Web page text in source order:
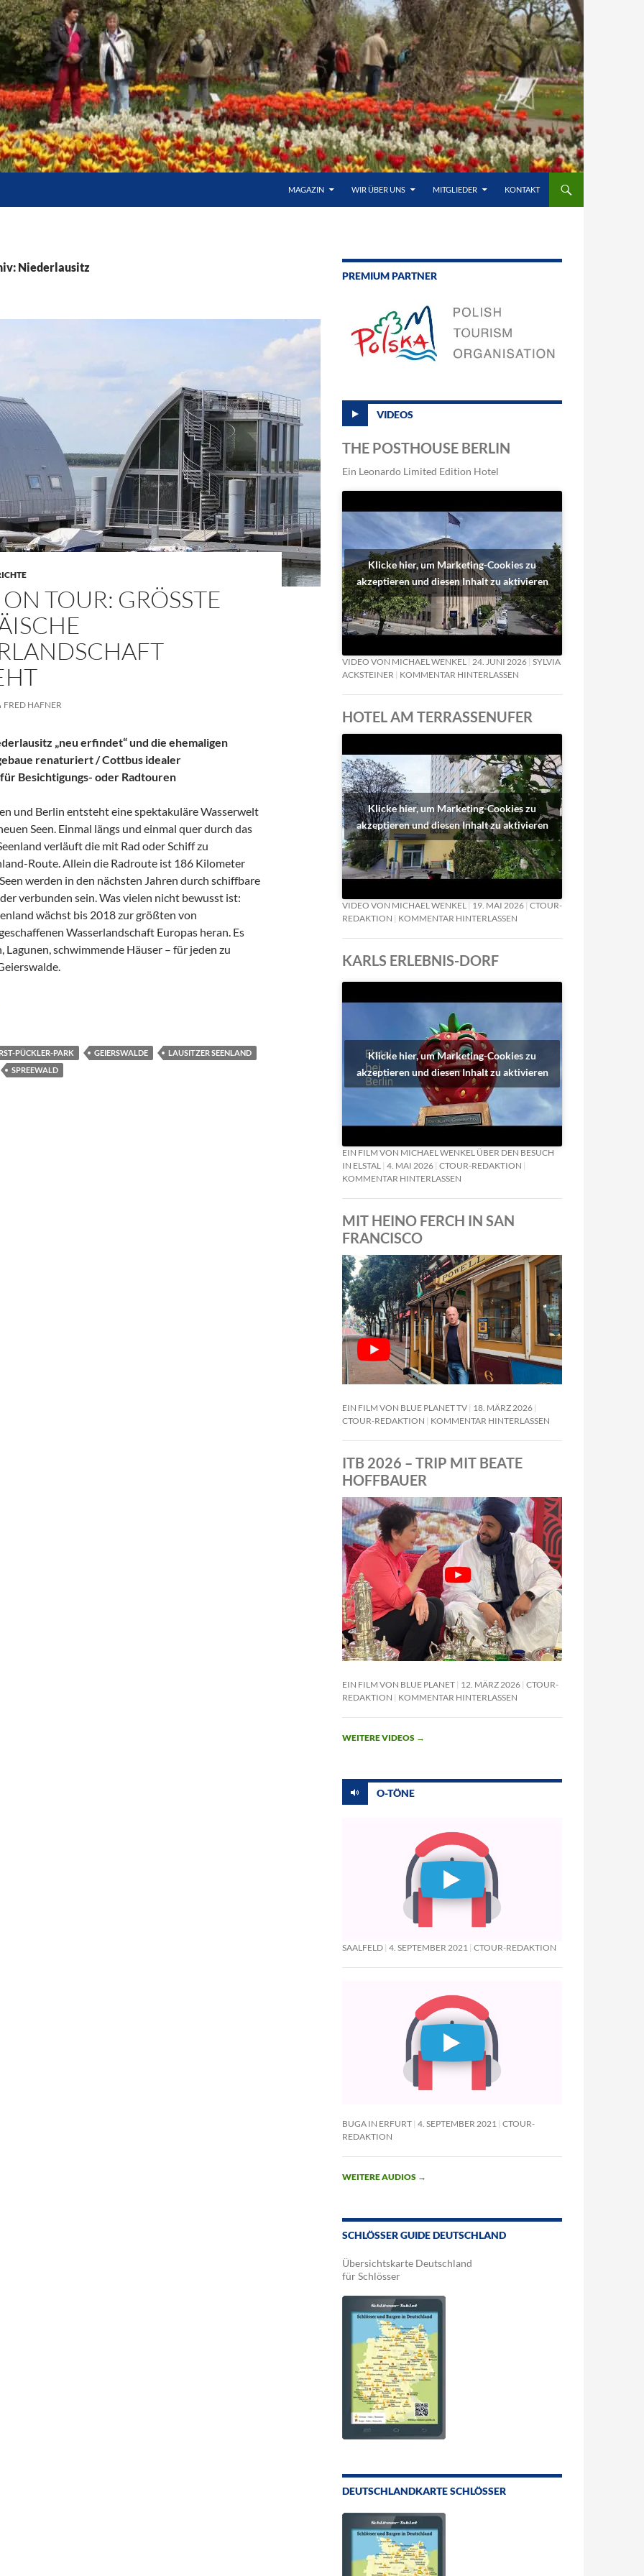
MAGAZIN WIR ÜBER UNS MITGLIEDER KONTAKT
Niederlausitz
TOUR: GRÖSSTE E
W
E
FRED HAFNER
„neu erfindet“ und die ehemaligen
renaturiert / Cottbus idealer
Besichtigungs- oder Radtouren
und Berlin entsteht eine spektakuläre Wasserwelt
Seen. Einmal längs und einmal quer durch das
verläuft die mit Rad oder Schiff zu
Route. Allein die Radroute ist 186 Kilometer
werden in den nächsten Jahren durch schiffbare
verbunden sein. Was vielen nicht bewusst ist:
wächst bis 2018 zur größten von
Wasserlandschaft Europas heran. Es
Lagunen, schwimmende Häuser – für jeden zu
Größte europäische Wasserlandschaft entsteht
PÜCKLER-PARK GEIERSWALDE
LAUSITZER SEENLAND
SPREEWALD
PREMIUM PARTNER
VIDEOS
THE POSTHOUSE BERLIN
Ein Leonardo Limited Edition Hotel
Klicke hier, um Marketing-Cookies zu
akzeptieren und diesen Inhalt zu aktivieren
VIDEO VON MICHAEL WENKEL 24. JUNI 2026 SYLVIA
ACKSTEINER
KOMMENTAR HINTERLASSEN
HOTEL AM TERRASSENUFER
Klicke hier, um Marketing-Cookies zu
akzeptieren und diesen Inhalt zu aktivieren
VIDEO VON MICHAEL WENKEL 19. MAI 2026 CTOUR-
REDAKTION
KOMMENTAR HINTERLASSEN
KARLS ERLEBNIS-DORF
Klicke hier, um Marketing-Cookies zu
akzeptieren und diesen Inhalt zu aktivieren
EIN FILM VON MICHAEL WENKEL ÜBER DEN BESUCH
IN ELSTAL 4. MAI 2026 CTOUR-REDAKTION
KOMMENTAR HINTERLASSEN
MIT HEINO FERCH IN SAN
FRANCISCO
EIN FILM VON BLUE PLANET TV 18. MÄRZ 2026
CTOUR-REDAKTION
KOMMENTAR HINTERLASSEN
ITB 2026 – TRIP MIT BEATE
HOFFBAUER
EIN FILM VON BLUE PLANET 12. MÄRZ 2026 CTOUR-
REDAKTION
KOMMENTAR HINTERLASSEN
WEITERE VIDEOS →
O-TÖNE
SAALFELD 4. SEPTEMBER 2021 CTOUR-REDAKTION
BUGA IN ERFURT 4. SEPTEMBER 2021
CTOUR-
REDAKTION
WEITERE AUDIOS →
SCHLÖSSER GUIDE DEUTSCHLAND
Übersichtskarte Deutschland
für Schlösser
DEUTSCHLANDKARTE SCHLÖSSER